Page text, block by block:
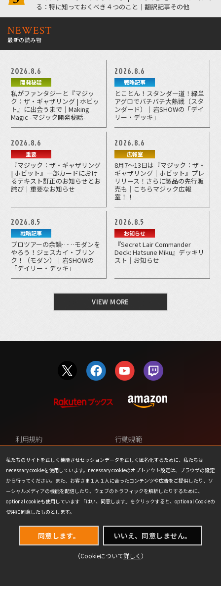
る：特に知っておくべき４つのこと｜翻訳記事その他
NEWEST
最新の読み物
2026.8.6
開発秘話
私がファンタジーと『マジッ
ク：ザ・ギャザリング | ホビッ
ト』に出会うまで｜Making
Magic -マジック開発秘話-
2026.8.6
戦略記事
とことん！スタンダー道！緑単
アグロでバチバチ大熱戦（スタ
ンダード）｜岩SHOWの「デイ
リー・デッキ」
2026.8.6
重要
『マジック：ザ・ギャザリング
| ホビット』一部カードにおけ
るテキスト訂正のお知らせとお
詫び｜重要なお知らせ
2026.8.6
広報室
8月7～13日は『マジック：ザ・
ギャザリング｜ホビット』プレ
リリース！さらに製品の先行販
売も｜こちらマジック広報
室！！
2026.8.5
戦略記事
プロツアーの余韻……モダンを
やろう！ジェスカイ・ブリン
ク！（モダン）｜岩SHOWの
「デイリー・デッキ」
2026.8.5
お知らせ
『Secret Lair Commander
Deck: Hatsune Miku』デッキリ
スト｜お知らせ
VIEW MORE
私たちのサイトを正しく機能させセッションデータを正しく匿名化するために、私たちは
necessary cookieを使用しています。necessary cookieのオプトアウト設定は、ブラウザの設定
から行ってください。また、お客さま１人１人に合ったコンテンツや広告をご提供したり、ソ
ーシャルメディアの機能を配信したり、ウェブのトラフィックを解析したりするために、
optional cookieも使用しています 「はい、同意します」をクリックすると、optional Cookieの
使用に同意したものとします。
同意します。 いいえ、同意しません。
（Cookieについて詳しく ）
利用規約
行動規範
プライバシーポリシー
カスタマーサポート
ファンコンテンツ・ポリシー
個人情報の販売や共有を許可し
ない
COOKIE
プレスリリース
会社情報
お問い合わせ